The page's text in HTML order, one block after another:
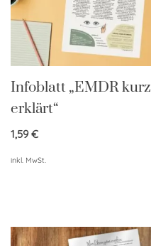
Infoblatt „EMDR kurz
erklärt“
1,59€
inkl. MwSt.